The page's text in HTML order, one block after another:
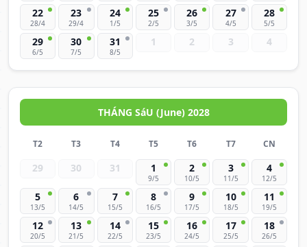
22
28/4
23
29/4
24
1/5
25
2/5
26
3/5
27
4/5
28
5/5
29
6/5
30
7/5
31
8/5
1 2 3 4
THÁNG SáU (June) 2028
T2 T3 T4 T5 T6 T7 CN
29 30 31 1
9/5
2
10/5
3
11/5
4
12/5
5
13/5
6
14/5
7
15/5
8
16/5
9
17/5
10
18/5
11
19/5
12
20/5
13
21/5
14
22/5
15
23/5
16
24/5
17
25/5
18
26/5